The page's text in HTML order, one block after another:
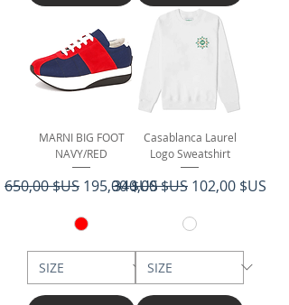
MARNI BIG FOOT
NAVY/RED
Prix original
650,00 $US Prix promotionnel
195,00 $US
Casablanca Laurel
Logo Sweatshirt
Prix original
340,00 $US Prix
102,00 $US